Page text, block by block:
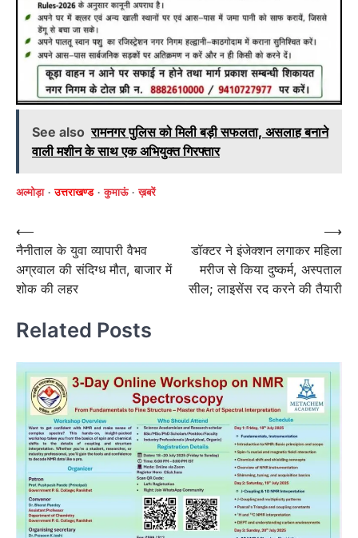
See also रामनगर पुलिस को मिली बड़ी सफलता, असलाह बनाने
वाली मशीन के साथ एक अभियुक्त गिरफ्तार
अल्मोड़ा उत्तराखण्ड कुमाऊं ख़बरें
Post
navigation
⟵
नैनीताल के युवा व्यापारी वैभव
अग्रवाल की संदिग्ध मौत, बाजार में
शोक की लहर
डॉक्टर ने इंजेक्शन लगाकर महिला
मरीज से किया दुष्कर्म, अस्पताल
सील; लाइसेंस रद करने की तैयारी
⟶
Related Posts